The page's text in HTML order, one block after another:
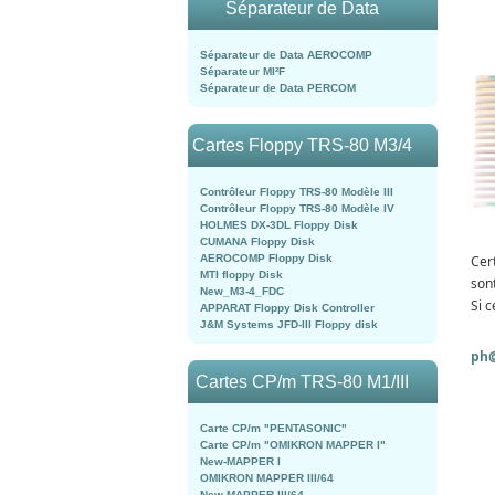
Séparateur de Data
Séparateur de Data AEROCOMP
Séparateur MI²F
Séparateur de Data PERCOM
Cartes Floppy TRS-80 M3/4
Contrôleur Floppy TRS-80 Modèle III
Contrôleur Floppy TRS-80 Modèle IV
HOLMES DX-3DL Floppy Disk
CUMANA Floppy Disk
AEROCOMP Floppy Disk
MTI floppy Disk
New_M3-4_FDC
APPARAT Floppy Disk Controller
J&M Systems JFD-III Floppy disk
Cartes CP/m TRS-80 M1/III
Carte CP/m "PENTASONIC"
Carte CP/m "OMIKRON MAPPER I"
New-MAPPER I
OMIKRON MAPPER III/64
Si